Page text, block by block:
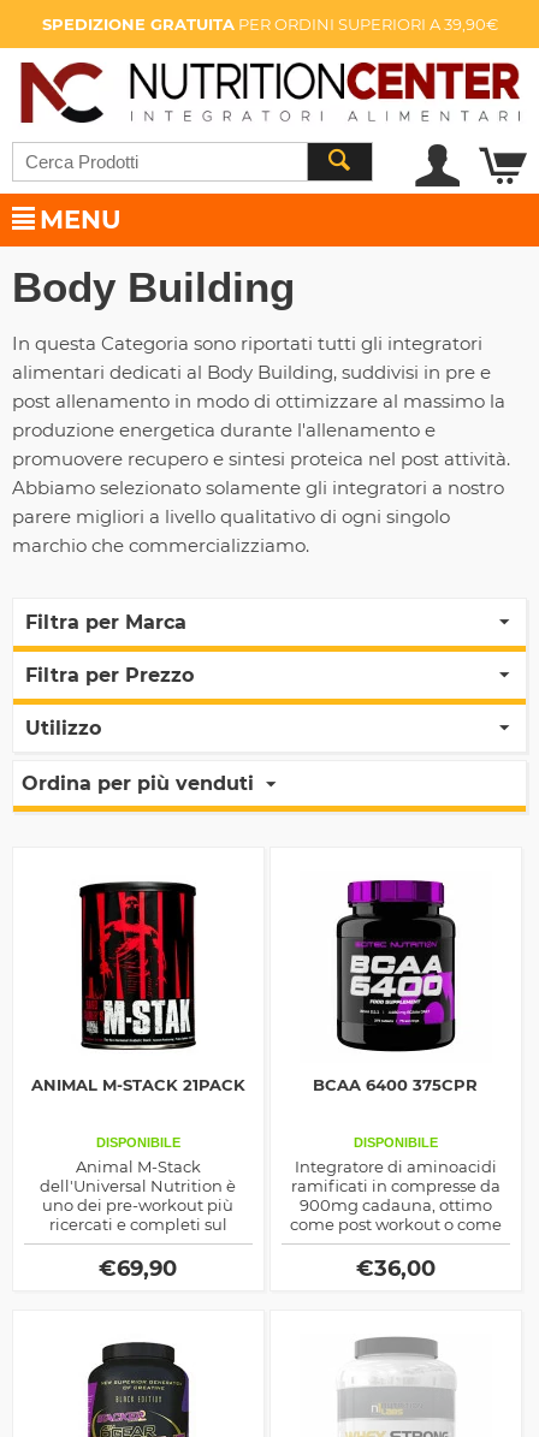
SPEDIZIONE GRATUITAPER ORDINI SUPERIORI A 39,90€
MENU
Body Building
In questa Categoria sono riportati tutti gli integratori
alimentari dedicati al Body Building, suddivisi in pre e
post allenamento in modo di ottimizzare al massimo la
produzione energetica durante l'allenamento e
promuovere recupero e sintesi proteica nel post attività.
Abbiamo selezionato solamente gli integratori a nostro
parere migliori a livello qualitativo di ogni singolo
marchio che commercializziamo.
Filtra per Marca
Filtra per Prezzo
Utilizzo
Ordina per più venduti
ANIMAL M-STACK 21PACK
DISPONIBILE
Animal M-Stack
dell'Universal Nutrition è
uno dei pre-workout più
ricercati e completi sul
Mercato, utile a migliorare le
performance energetiche in
allenamento
€69,90
BCAA 6400 375CPR
DISPONIBILE
Integratore di aminoacidi
ramificati in compresse da
900mg cadauna, ottimo
come post workout o come
sostegno alla prestazione
fisica durante la dieta per
dimagrire
€36,00